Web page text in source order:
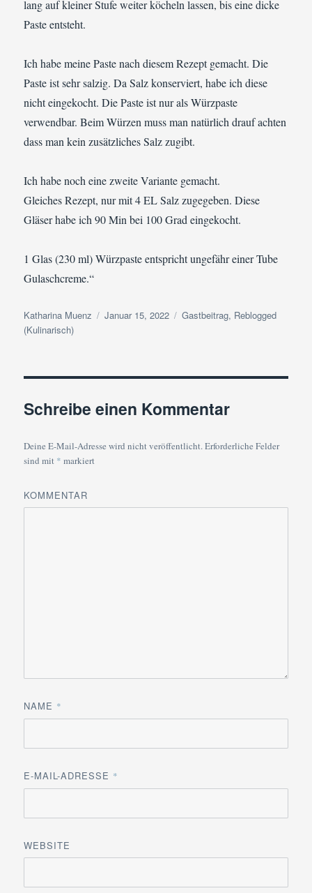
lang auf kleiner Stufe weiter köcheln lassen, bis eine dicke
Paste entsteht.
Ich habe meine Paste nach diesem Rezept gemacht. Die
Paste ist sehr salzig. Da Salz konserviert, habe ich diese
nicht eingekocht. Die Paste ist nur als Würzpaste
verwendbar. Beim Würzen muss man natürlich drauf achten
dass man kein zusätzliches Salz zugibt.
Ich habe noch eine zweite Variante gemacht.
Gleiches Rezept, nur mit 4 EL Salz zugegeben. Diese
Gläser habe ich 90 Min bei 100 Grad eingekocht.
1 Glas (230 ml) Würzpaste entspricht ungefähr einer Tube
Gulaschcreme.“
Autor
Katharina Muenz
Veröffentlicht
Januar 15, 2022 Kategorien
Gastbeitrag, Reblogged
(Kulinarisch)
Schreibe einen Kommentar
Deine E-Mail-Adresse wird nicht veröffentlicht.Erforderliche Felder
sind mit * markiert
KOMMENTAR
NAME *
E-MAIL-ADRESSE *
WEBSITE